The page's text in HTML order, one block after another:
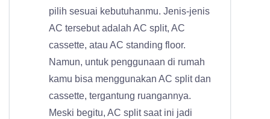
pilih sesuai kebutuhanmu. Jenis-jenis
AC tersebut adalah AC split, AC
cassette, atau AC standing floor.
Namun, untuk penggunaan di rumah
kamu bisa menggunakan AC split dan
cassette, tergantung ruangannya.
Meski begitu, AC split saat ini jadi